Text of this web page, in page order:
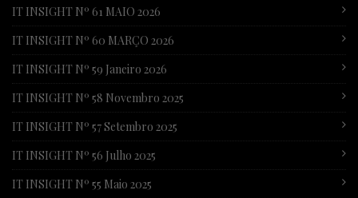
IT INSIGHT Nº 61 MAIO 2026
IT INSIGHT Nº 60 MARÇO 2026
IT INSIGHT Nº 59 Janeiro 2026
IT INSIGHT Nº 58 Novembro 2025
IT INSIGHT Nº 57 Setembro 2025
IT INSIGHT Nº 56 Julho 2025
IT INSIGHT Nº 55 Maio 2025